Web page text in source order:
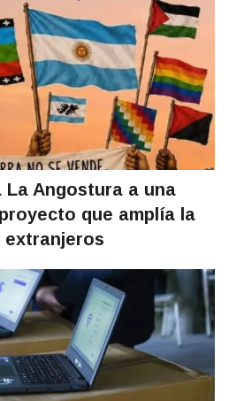
La Angostura a una
que amplía la
extranjeros